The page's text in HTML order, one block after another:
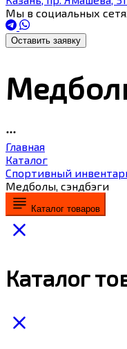
Мы в социальных
Оставить заявку
Главная
Каталог
Спортивный
Медболы, сэндбэги
Каталог товаров
Каталог